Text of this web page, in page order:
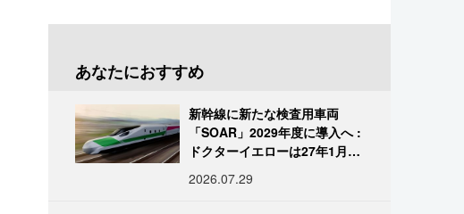
あなたにおすすめ
新幹線に新たな検査用車両
「SOAR」2029年度に導入へ :
ドクターイエローは27年1月に
2026.07.29